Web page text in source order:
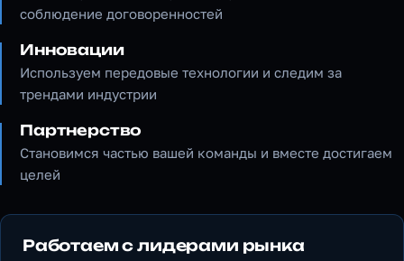
соблюдение договоренностей
Инновации
Используем передовые технологии и следим за
трендами индустрии
Партнерство
Становимся частью вашей команды и вместе достигаем
целей
Работаем с лидерами рынка